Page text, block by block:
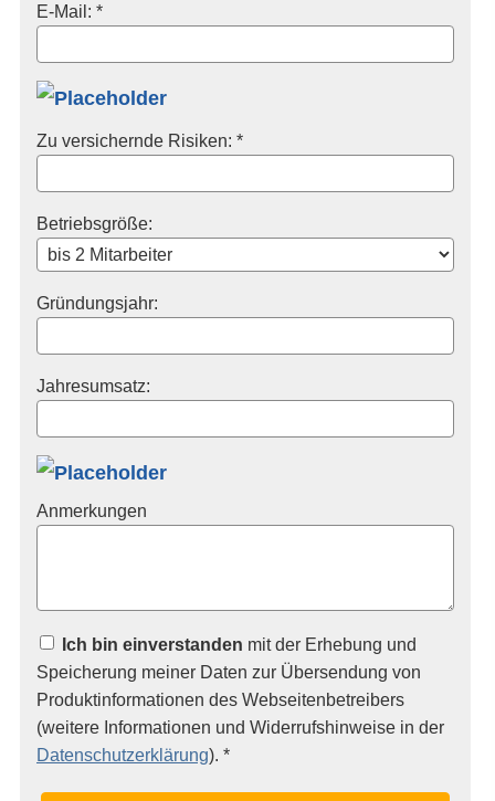
E-Mail: *
Zu ver­sichernde Risiken: *
Betriebsgröße:
Gründungsjahr:
Jahresumsatz:
Anmerkungen
Ich bin einverstanden mit der Erhebung und
Speicherung meiner Daten zur Übersendung von
Produktinformationen des Webseitenbetreibers
(weitere Informationen und Widerrufshinweise in der
Datenschutzerklärung). *